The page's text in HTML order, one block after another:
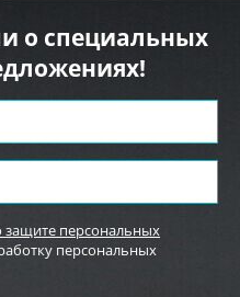
о специальных
защите персональных
персональных